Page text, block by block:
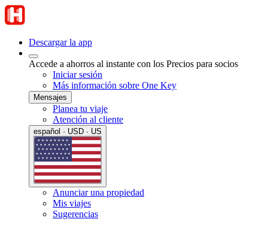
Descargar la app
Accede a ahorros al instante con los Precios para socios
Iniciar sesión
Más información sobre One Key
Mensajes
Planea tu viaje
Atención al cliente
español · USD · US
Anunciar una propiedad
Mis viajes
Sugerencias